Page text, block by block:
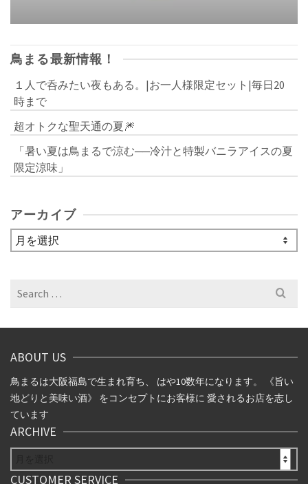
鳥まる最新情報！
１人で呑みたい夜もある。|お一人様限定セット|毎日20
時まで
超オトクな聖天通の夏🎆
「暑い夏は鳥まるで涼む──冷汁と特製バニラアイスの夏
限定涼味」
アーカイブ
ア
ー
Search
ABOUT US
鳥まるは大阪福島で生まれ育ち、 はや10数年になります。 《旨い
地どりと美味い酒》 をコンセプトにお客様に 愛されるお店を志し
ています
ARCHIVE
CUSTOMER SERVICE